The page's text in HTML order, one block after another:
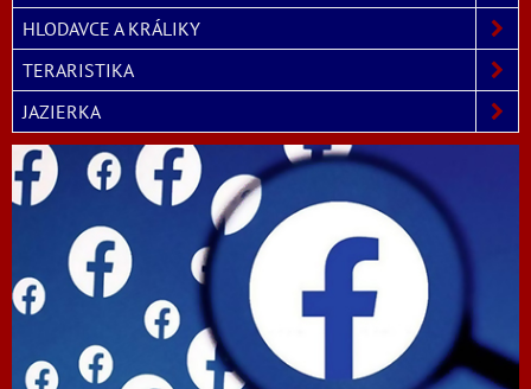
HLODAVCE A KRÁLIKY
TERARISTIKA
JAZIERKA